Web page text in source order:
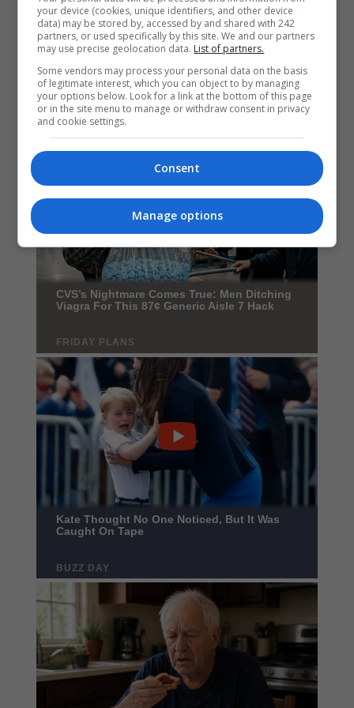
your device (cookies, unique identifiers, and other device
data) may be stored by, accessed by and shared with 242
partners, or used specifically by this site. We and our partners
may use precise geolocation data. List of partners.
Some vendors may process your personal data on the basis
of legitimate interest, which you can object to by managing
your options below. Look for a link at the bottom of this page
or in the site menu to manage or withdraw consent in privacy
and cookie settings.
Consent
Manage options